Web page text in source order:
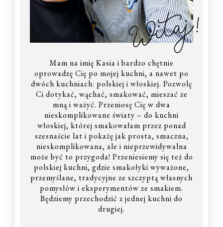
Witaj!
Mam na imię Kasia i bardzo chętnie
oprowadzę Cię po mojej kuchni, a nawet po
dwóch kuchniach: polskiej i włoskiej. Pozwolę
Ci dotykać, wąchać, smakować, mieszać ze
mną i ważyć. Przeniosę Cię w dwa
nieskomplikowane światy – do kuchni
włoskiej, której smakowałam przez ponad
szesnaście lat i pokażę jak prosta, smaczna,
nieskomplikowana, ale i nieprzewidywalna
może być to przygoda! Przeniesiemy się też do
polskiej kuchni, gdzie smakołyki wyważone,
przemyślane, tradycyjne ze szczyptą własnych
pomysłów i eksperymentów ze smakiem.
Będziemy przechodzić z jednej kuchni do
drugiej.